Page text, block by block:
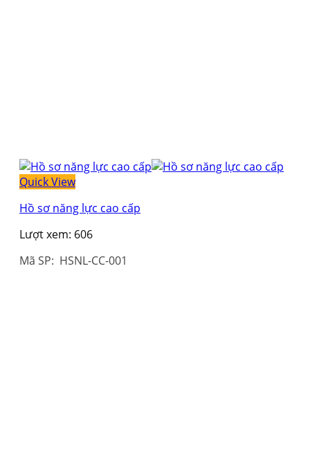
Quick View
Hồ sơ năng lực cao cấp
Lượt xem: 606
Mã SP: HSNL-CC-001